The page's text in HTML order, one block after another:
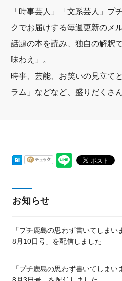
「時事芸人」「文系芸人」プ
クでお届けする毎週更新のメ
話題の本を読み、独自の解釈
味わえ」。
時事、芸能、お笑いの見立て
ラム」などなど、盛りだくさ
お知らせ
「プチ鹿島の思わず書いてしま
8月10日号」を配信しました
「プチ鹿島の思わず書いてしま